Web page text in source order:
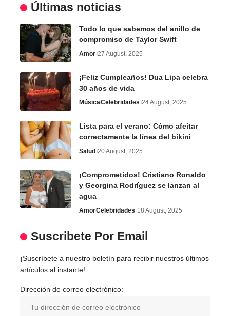
Últimas noticias
Todo lo que sabemos del anillo de
compromiso de Taylor Swift
Amor 27 August, 2025
¡Feliz Cumpleaños! Dua Lipa celebra
30 años de vida
MúsicaCelebridades 24 August, 2025
Lista para el verano: Cómo afeitar
correctamente la línea del bikini
Salud 20 August, 2025
¡Comprometidos! Cristiano Ronaldo
y Georgina Rodríguez se lanzan al
agua
AmorCelebridades 18 August, 2025
Suscribete Por Email
¡Suscríbete a nuestro boletín para recibir nuestros últimos
artículos al instante!
Dirección de correo electrónico: